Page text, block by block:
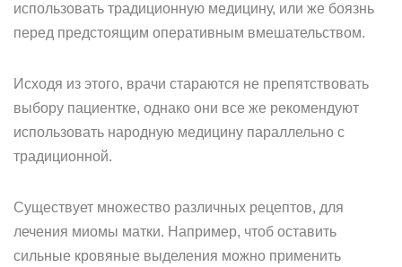
использовать традиционную медицину, или же боязнь
перед предстоящим оперативным вмешательством.
Исходя из этого, врачи стараются не препятствовать
выбору пациентке, однако они все же рекомендуют
использовать народную медицину параллельно с
традиционной.
Существует множество различных рецептов, для
лечения миомы матки. Например, чтоб оставить
сильные кровяные выделения можно применить